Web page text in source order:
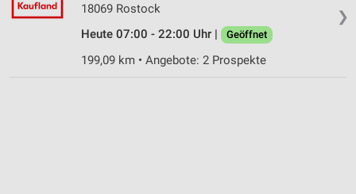
❯
18069 Rostock
Heute 07:00 - 22:00 Uhr |
Geöffnet
199,09 km • Angebote: 2 Prospekte